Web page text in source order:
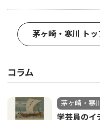
茅ヶ崎・寒川 ト
コラム
茅ヶ崎・寒川
学芸員の